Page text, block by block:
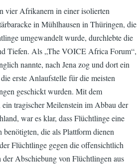
vier Afrikanern in einer isolierten
in Mühlhausen in Thüringen, die
umgewandelt wurde, durchlebte die
Tiefen. Als „The VOICE Africa Forum“,
nannte, nach Jena zog und dort ein
erste Anlaufstelle für die meisten
geschickt wurden. Mit dem
tragischer Meilenstein im Abbau der
war es klar, dass Flüchtlinge eine
die als Plattform dienen
Flüchtlinge gegen die offensichtlich
der Abschiebung von Flüchtlingen aus